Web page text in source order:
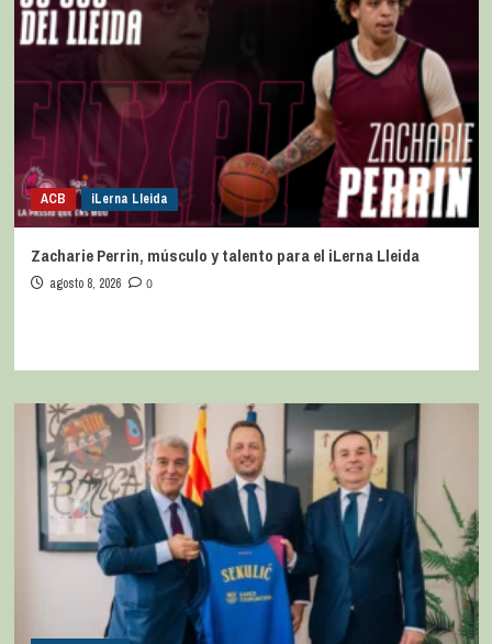
ACB iLerna Lleida
Zacharie Perrin, músculo y talento para el iLerna Lleida
agosto 8, 2026 0